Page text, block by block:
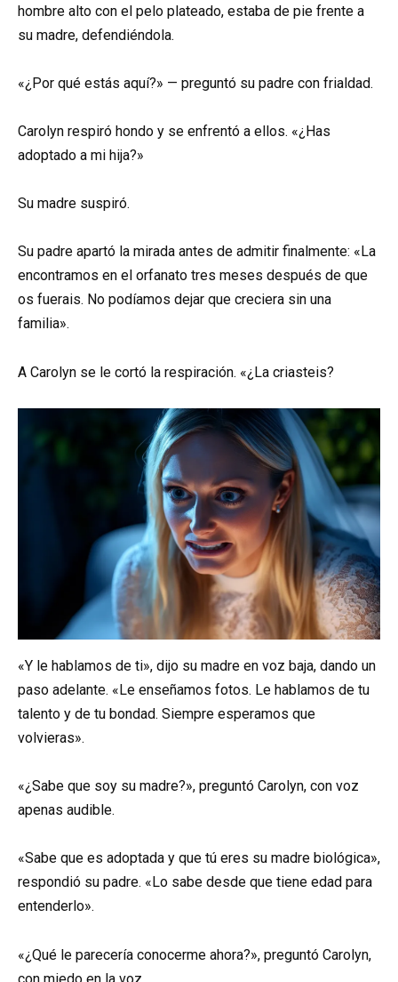
hombre alto con el pelo plateado, estaba de pie frente a
su madre, defendiéndola.
«¿Por qué estás aquí?» — preguntó su padre con frialdad.
Carolyn respiró hondo y se enfrentó a ellos. «¿Has
adoptado a mi hija?»
Su madre suspiró.
Su padre apartó la mirada antes de admitir finalmente: «La
encontramos en el orfanato tres meses después de que
os fuerais. No podíamos dejar que creciera sin una
familia».
A Carolyn se le cortó la respiración. «¿La criasteis?
«Y le hablamos de ti», dijo su madre en voz baja, dando un
paso adelante. «Le enseñamos fotos. Le hablamos de tu
talento y de tu bondad. Siempre esperamos que
volvieras».
«¿Sabe que soy su madre?», preguntó Carolyn, con voz
apenas audible.
«Sabe que es adoptada y que tú eres su madre biológica»,
respondió su padre. «Lo sabe desde que tiene edad para
entenderlo».
«¿Qué le parecería conocerme ahora?», preguntó Carolyn,
con miedo en la voz.